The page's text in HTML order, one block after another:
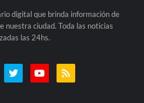
digital que brinda información de
nuestra ciudad. Toda las noticias
las 24hs.